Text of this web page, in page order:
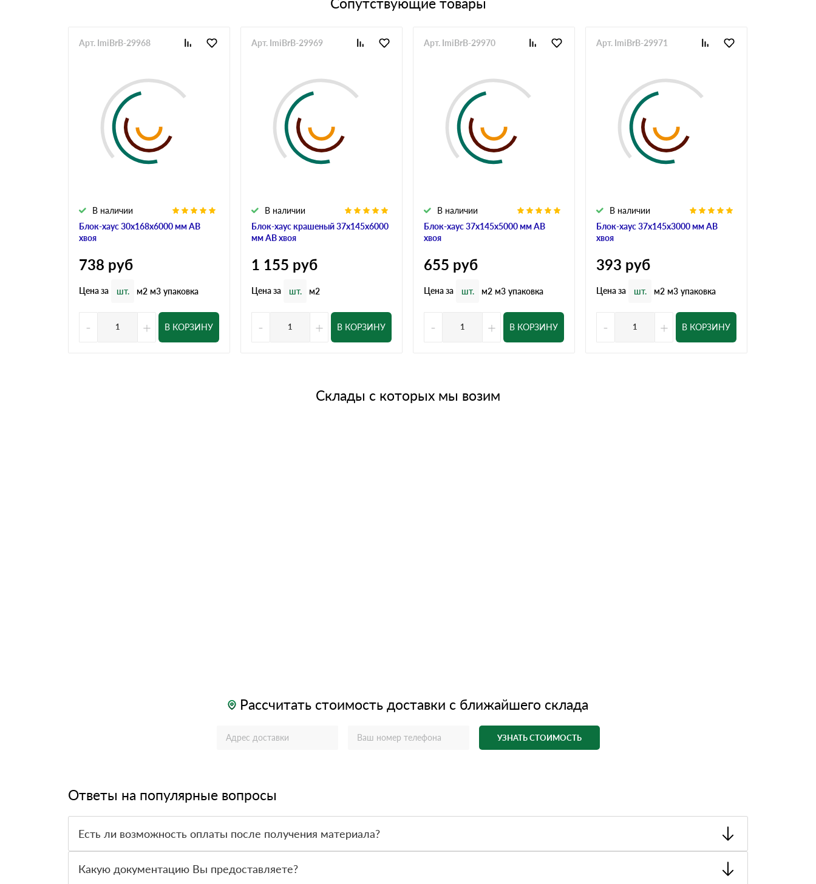
Блок-хаус 30x168x6000 мм АВ
хвоя
В наличии
Арт. ImiBrB-29968
738 руб
Цена за шт. м2 м3 упаковка
- + В КОРЗИНУ
Блок-хаус крашеный 37x145x6000
мм АВ хвоя
В наличии
Арт. ImiBrB-29969
1 155 руб
Цена за шт. м2
- + В КОРЗИНУ
Блок-хаус 37x145x5000 мм АВ
хвоя
В наличии
Арт. ImiBrB-29970
655 руб
Цена за шт. м2 м3 упаковка
- + В КОРЗИНУ
Блок-хаус 37x145x3000 мм АВ
хвоя
В наличии
Арт. ImiBrB-29971
393 руб
Цена за шт. м2 м3 упаковка
- + В КОРЗИНУ
Склады с которых мы возим
Рассчитать стоимость доставки с ближайшего склада
УЗНАТЬ СТОИМОСТЬ
Ответы на популярные вопросы
Есть ли возможность оплаты после получения материала?
вправе от него отказаться.
Какую документацию Вы предоставляете?